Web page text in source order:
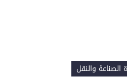
الصناعة والنقل